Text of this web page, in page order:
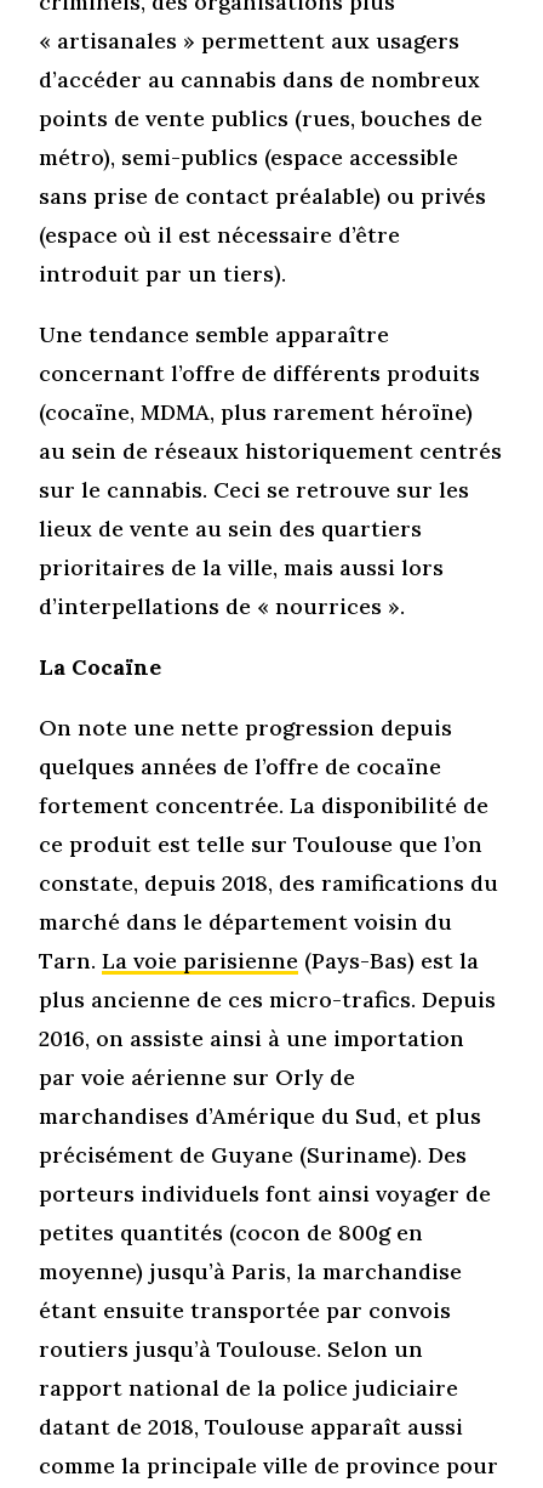
« artisanales » permettent aux usagers
d’accéder au cannabis dans de nombreux
points de vente publics (rues, bouches de
métro), semi-publics (espace accessible
sans prise de contact préalable) ou privés
(espace où il est nécessaire d’être
introduit par un tiers).
Une tendance semble apparaître
concernant l’offre de différents produits
(cocaïne, MDMA, plus rarement héroïne)
au sein de réseaux historiquement centrés
sur le cannabis. Ceci se retrouve sur les
lieux de vente au sein des quartiers
prioritaires de la ville, mais aussi lors
d’interpellations de « nourrices ».
La Cocaïne
On note une nette progression depuis
quelques années de l’offre de cocaïne
fortement concentrée. La disponibilité de
ce produit est telle sur Toulouse que l’on
constate, depuis 2018, des ramifications du
marché dans le département voisin du
Tarn.La voie parisienne (Pays-Bas) est la
plus ancienne de ces micro-trafics. Depuis
2016, on assiste ainsi à une importation
par voie aérienne sur Orly de
marchandises d’Amérique du Sud, et plus
précisément de Guyane (Suriname). Des
porteurs individuels font ainsi voyager de
petites quantités (cocon de 800g en
moyenne) jusqu’à Paris, la marchandise
étant ensuite transportée par convois
routiers jusqu’à Toulouse. Selon un
rapport national de la police judiciaire
datant de 2018, Toulouse apparaît aussi
comme la principale ville de province pour